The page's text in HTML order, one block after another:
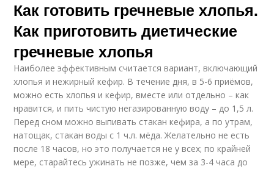
Как готовить гречневые хлопья.
Как приготовить диетические
гречневые хлопья
Наиболее эффективным считается вариант, включающий
хлопья и нежирный кефир. В течение дня, в 5-6 приёмов,
можно есть хлопья и кефир, вместе или отдельно – как
нравится, и пить чистую негазированную воду – до 1,5 л.
Перед сном можно выпивать стакан кефира, а по утрам,
натощак, стакан воды с 1 ч.л. мёда. Желательно не есть
после 18 часов, но это получается не у всех; по крайней
мере, старайтесь ужинать не позже, чем за 3-4 часа до